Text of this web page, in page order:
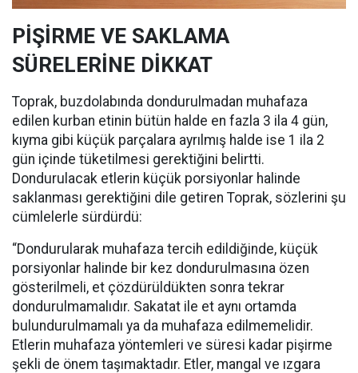
PİŞİRME VE SAKLAMA
SÜRELERİNE DİKKAT
Toprak, buzdolabında dondurulmadan muhafaza
edilen kurban etinin bütün halde en fazla 3 ila 4 gün,
kıyma gibi küçük parçalara ayrılmış halde ise 1 ila 2
gün içinde tüketilmesi gerektiğini belirtti.
Dondurulacak etlerin küçük porsiyonlar halinde
saklanması gerektiğini dile getiren Toprak, sözlerini şu
cümlelerle sürdürdü:
“Dondurularak muhafaza tercih edildiğinde, küçük
porsiyonlar halinde bir kez dondurulmasına özen
gösterilmeli, et çözdürüldükten sonra tekrar
dondurulmamalıdır. Sakatat ile et aynı ortamda
bulundurulmamalı ya da muhafaza edilmemelidir.
Etlerin muhafaza yöntemleri ve süresi kadar pişirme
şekli de önem taşımaktadır. Etler, mangal ve ızgara